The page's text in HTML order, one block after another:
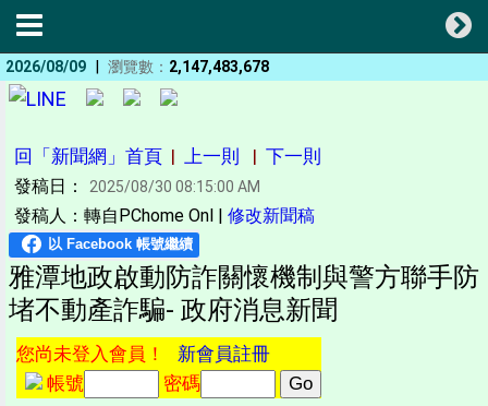
2026/08/09 | 瀏覽數： 2,147,483,678
回「新聞網」首頁 | 上一則 | 下一則
發稿日： 2025/08/30 08:15:00 AM
發稿人：轉自PChome Onl | 修改新聞稿
雅潭地政啟動防詐關懷機制與警方聯手防
堵不動產詐騙- 政府消息新聞
您尚未登入會員！ 新會員註冊
帳號
密碼